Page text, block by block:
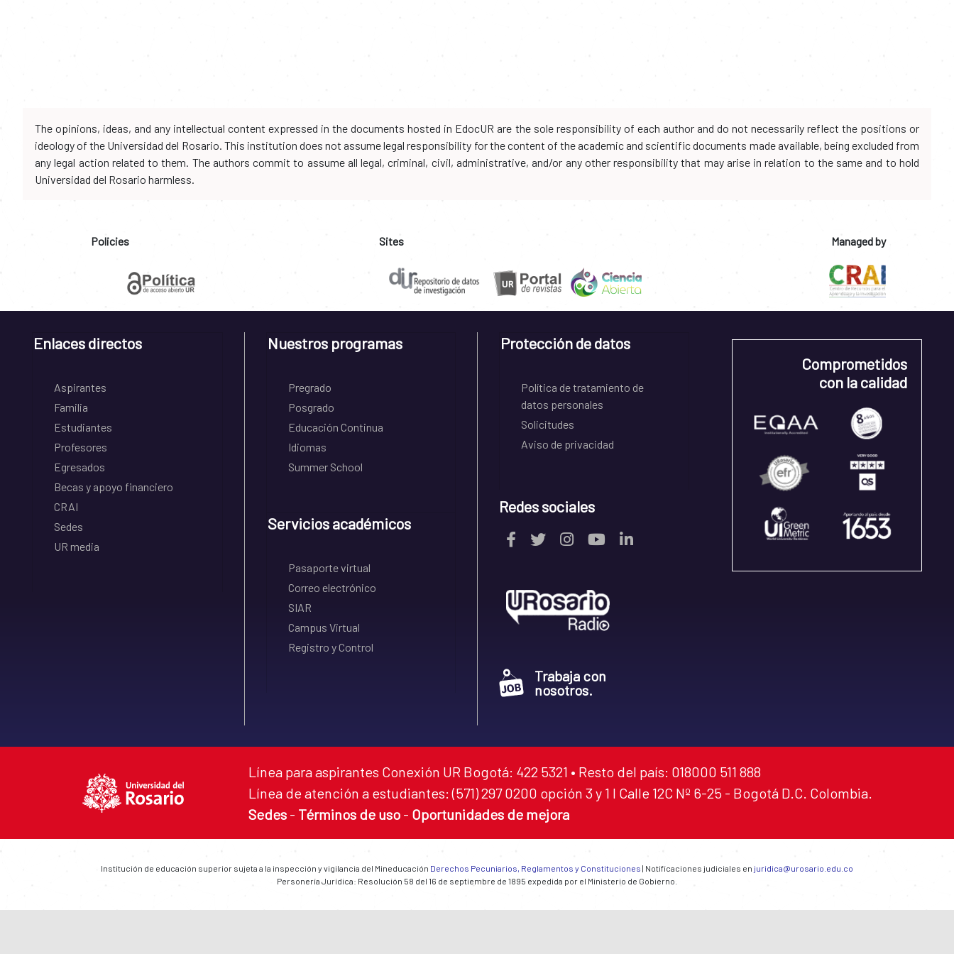
The opinions, ideas, and any intellectual content expressed in the documents hosted in EdocUR are the sole responsibility of each author and do not necessarily reflect the positions or
ideology of the Universidad del Rosario. This institution does not assume legal responsibility for the content of the academic and scientific documents made available, being excluded from
any legal action related to them. The authors commit to assume all legal, criminal, civil, administrative, and/or any other responsibility that may arise in relation to the same and to hold
Universidad del Rosario harmless.
Policies Sites Managed by
Enlaces directos
Aspirantes
Familia
Estudiantes
Profesores
Egresados
Becas y apoyo financiero
CRAI
Sedes
UR media
Nuestros programas
Pregrado
Posgrado
Educación Continua
Idiomas
Summer School
Servicios académicos
Pasaporte virtual
Correo electrónico
SIAR
Campus Virtual
Registro y Control
Protección de datos
Política de tratamiento de
datos personales
Solicitudes
Aviso de privacidad
Redes sociales
Trabaja con
nosotros.
Comprometidos
con la calidad
Línea para aspirantes Conexión UR Bogotá: 422 5321 • Resto del país: 018000 511 888
Línea de atención a estudiantes: (571) 297 0200 opción 3 y 1 I Calle 12C Nº 6-25 - Bogotá D.C. Colombia.
Sedes - Términos de uso - Oportunidades de mejora
Institución de educación superior sujeta a la inspección y vigilancia del Mineducación Derechos Pecuniarios, Reglamentos y Constituciones | Notificaciones judiciales en juridica@urosario.edu.co
Personería Jurídica: Resolución 58 del 16 de septiembre de 1895 expedida por el Ministerio de Gobierno.